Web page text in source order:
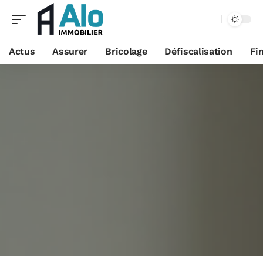
Actus Assurer Bricolage Défiscalisation